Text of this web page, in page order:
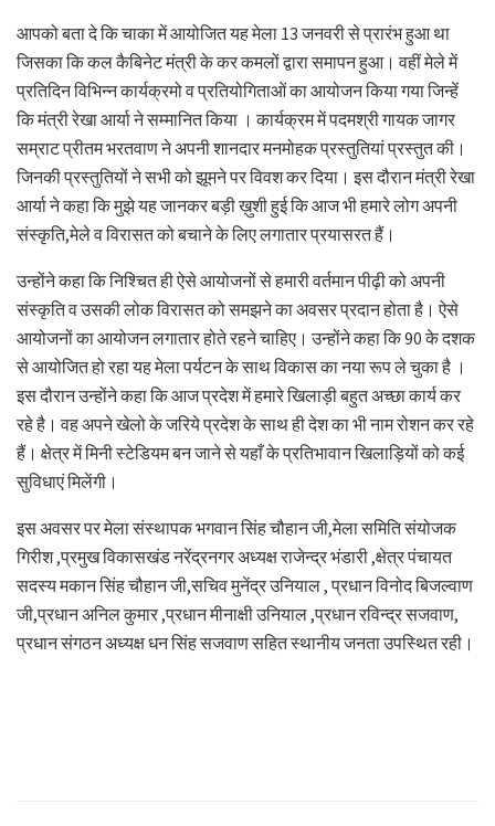
आपको बता दे कि चाका में आयोजित यह मेला 13 जनवरी से प्रारंभ हुआ था
जिसका कि कल कैबिनेट मंत्री के कर कमलों द्वारा समापन हुआ। वहीं मेले में
प्रतिदिन विभिन्न कार्यक्रमो व प्रतियोगिताओं का आयोजन किया गया जिन्हें
कि मंत्री रेखा आर्या ने सम्मानित किया । कार्यक्रम में पदमश्री गायक जागर
सम्राट प्रीतम भरतवाण ने अपनी शानदार मनमोहक प्रस्तुतियां प्रस्तुत की।
जिनकी प्रस्तुतियों ने सभी को झूमने पर विवश कर दिया। इस दौरान मंत्री रेखा
आर्या ने कहा कि मुझे यह जानकर बड़ी ख़ुशी हुई कि आज भी हमारे लोग अपनी
संस्कृति,मेले व विरासत को बचाने के लिए लगातार प्रयासरत हैं।
उन्होंने कहा कि निश्चित ही ऐसे आयोजनों से हमारी वर्तमान पीढ़ी को अपनी
संस्कृति व उसकी लोक विरासत को समझने का अवसर प्रदान होता है। ऐसे
आयोजनों का आयोजन लगातार होते रहने चाहिए। उन्होंने कहा कि 90 के दशक
से आयोजित हो रहा यह मेला पर्यटन के साथ विकास का नया रूप ले चुका है ।
इस दौरान उन्होंने कहा कि आज प्रदेश में हमारे खिलाड़ी बहुत अच्छा कार्य कर
रहे है। वह अपने खेलो के जरिये प्रदेश के साथ ही देश का भी नाम रोशन कर रहे
हैं। क्षेत्र में मिनी स्टेडियम बन जाने से यहाँ के प्रतिभावान खिलाड़ियों को कई
सुविधाएं मिलेंगी।
इस अवसर पर मेला संस्थापक भगवान सिंह चौहान जी,मेला समिति संयोजक
गिरीश ,प्रमुख विकासखंड नरेंद्रनगर अध्यक्ष राजेन्द्र भंडारी ,क्षेत्र पंचायत
सदस्य मकान सिंह चौहान जी,सचिव मुनेंद्र उनियाल , प्रधान विनोद बिजल्वाण
जी,प्रधान अनिल कुमार ,प्रधान मीनाक्षी उनियाल ,प्रधान रविन्द्र सजवाण,
प्रधान संगठन अध्यक्ष धन सिंह सजवाण सहित स्थानीय जनता उपस्थित रही।